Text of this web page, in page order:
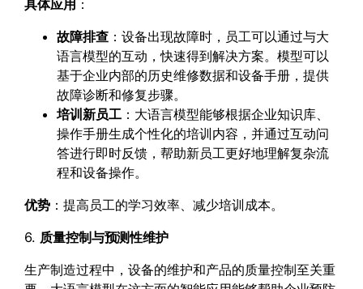
具体应用 ：
故障排查 ：设备出现故障时，员工可以通过与大
语言模型的互动，快速得到解决方案。模型可以
基于企业内部的历史维修数据和设备手册，提供
故障诊断和修复步骤。
培训新员工 ：大语言模型能够根据企业知识库、
操作手册生成个性化的培训内容，并通过互动问
答进行即时反馈，帮助新员工更好地理解复杂流
程和设备操作。
优势 ：提高员工的学习效率、减少培训成本。
6. 质量控制与预测性维护
生产制造过程中，设备的维护和产品的质量控制至关重